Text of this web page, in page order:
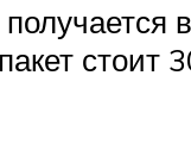
стоит